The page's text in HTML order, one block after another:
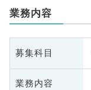
業務内容
募集科目
業務内容